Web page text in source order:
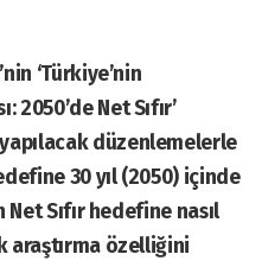
‘Türkiye’nin
2050’de Net Sıfır’
düzenlemelerle
30 yıl (2050) içinde
Sıfır hedefine nasıl
araştırma özelliğini